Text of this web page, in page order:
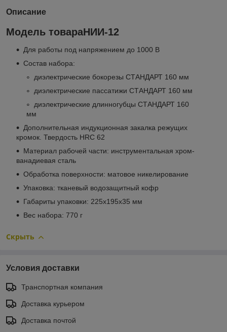
Описание
Модель товараНИИ-12
Для работы под напряжением до 1000 В
Состав набора:
диэлектрические бокорезы СТАНДАРТ 160 мм
диэлектрические пассатижи СТАНДАРТ 160 мм
диэлектрические длинногубцы СТАНДАРТ 160
мм
Дополнительная индукционная закалка режущих
кромок. Твердость HRC 62
Материал рабочей части: инструментальная хром-
ванадиевая сталь
Обработка поверхности: матовое никелирование
Упаковка: тканевый водозащитный кофр
Габариты упаковки: 225х195х35 мм
Вес набора: 770 г
Скрыть
Условия доставки
Транспортная компания
Доставка курьером
Доставка почтой